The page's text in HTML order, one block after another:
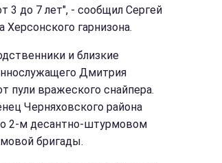
3 до 7 лет", - сообщил Сергей
гарнизона.
и близкие
Дмитрия
пули вражеского снайпера.
Черняховского района
2-м десантно-штурмовом
бригады.